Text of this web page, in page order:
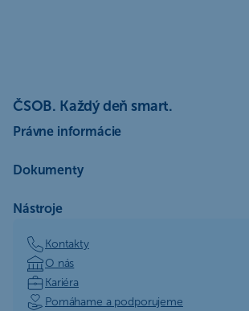
ČSOB. Každý deň smart.
Právne informácie
Dokumenty
Nástroje
Kontakty
O nás
Kariéra
Pomáhame a podporujeme